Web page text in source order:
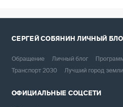
СЕРГЕЙ СОБЯНИН ЛИЧНЫЙ
Обращение Личный блог
Транспорт 2030
Лучший город земли
ОФИЦИАЛЬНЫЕ СОЦСЕТИ